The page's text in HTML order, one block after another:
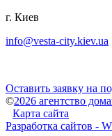
г. Киев
info@vesta-city.kiev.ua
Оставить заявку на
©2026 агентство
Карта сайта
Разработка сайтов -